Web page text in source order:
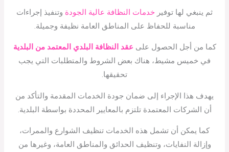
ثم ينبغي لها توفير خدمات النظافة عالية الجودة وتنفيذ إجراءات
مناسبة للحفاظ على المناطق العامة نظيفة وجميلة.
كما من أجل الحصول على عقد النظافة البلدي المعتمد من البلدية
في خميس مشيط، هناك بعض الشروط والمتطلبات التي يجب
تحقيقها.
يهدف هذا الإجراء إلى ضمان جودة الخدمات المقدمة والتأكد من
أن الشركات المعتمدة تلتزم بالمعايير المحددة بواسطة البلدية.
كما يمكن أن تشمل هذه الخدمات تنظيف الشوارع والممرات،
وإزالة النفايات، وتنظيف الحدائق والمناطق العامة، وغيرها من